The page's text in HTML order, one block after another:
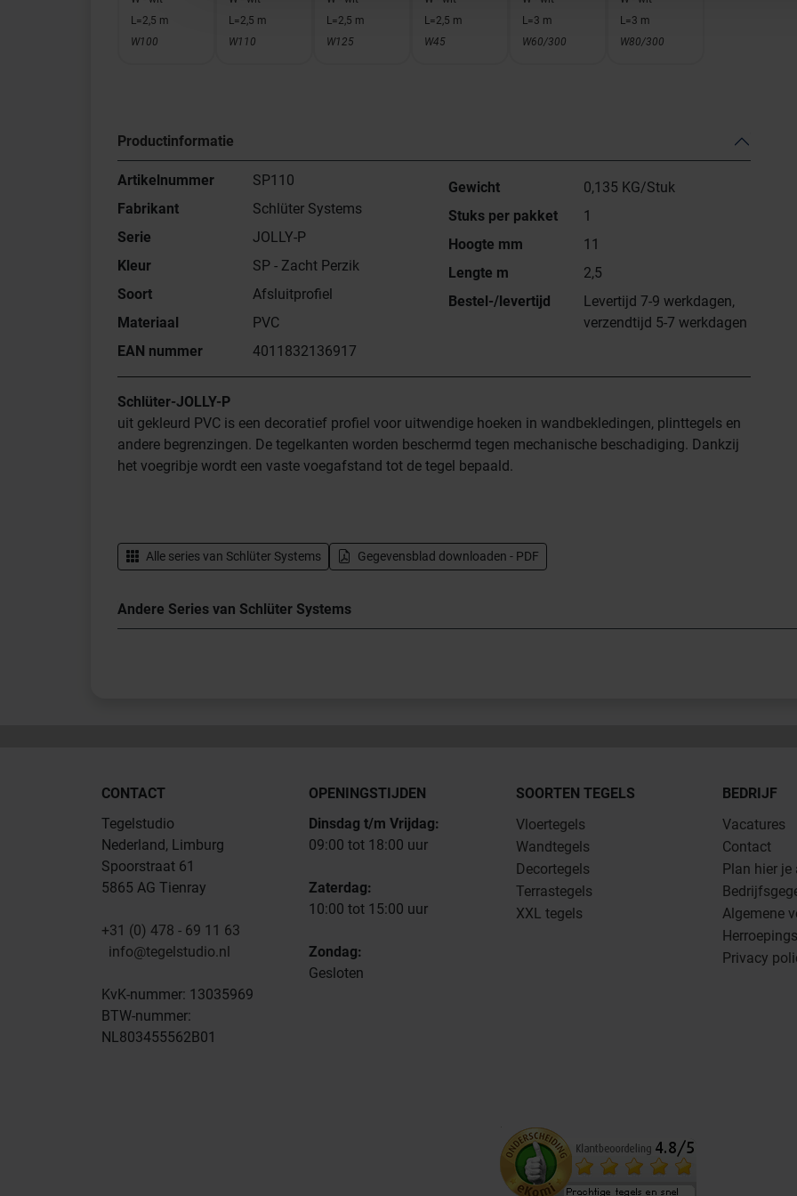
L=2,5 m
W100
L=2,5 m
W110
L=2,5 m
W125
L=2,5 m
W45
L=3 m
W60/300
L=3 m
W80/300
Productinformatie
Artikelnummer
SP110
Fabrikant
Schlüter Systems
Serie
JOLLY-P
Kleur
SP - Zacht Perzik
Soort
Afsluitprofiel
Materiaal
PVC
EAN nummer
4011832136917
Gewicht
0,135 KG/Stuk
Stuks per pakket
1
Hoogte mm
11
Lengte m
2,5
Bestel-/levertijd
Levertijd 7-9 werkdagen,
verzendtijd 5-7 werkdagen
Schlüter-JOLLY-P
uit gekleurd PVC is een decoratief profiel voor uitwendige hoeken in wandbekledingen, plinttegels en
andere begrenzingen. De tegelkanten worden beschermd tegen mechanische beschadiging. Dankzij
het voegribje wordt een vaste voegafstand tot de tegel bepaald.
Alle series van Schlüter Systems Gegevensblad downloaden - PDF
Andere Series van Schlüter Systems
CONTACT
Tegelstudio
Nederland, Limburg
Spoorstraat 61
5865 AG Tienray
+31 (0) 478 - 69 11 63
info@tegelstudio.nl
KvK-nummer: 13035969
BTW-nummer:
NL803455562B01
OPENINGSTIJDEN
Dinsdag t/m Vrijdag:
09:00 tot 18:00 uur
Zaterdag:
10:00 tot 15:00 uur
Zondag:
Gesloten
SOORTEN TEGELS
Vloertegels
Wandtegels
Decortegels
Terrastegels
XXL tegels
BEDRIJF
Vacatures
Contact
Plan hier
Algemene
Privacy